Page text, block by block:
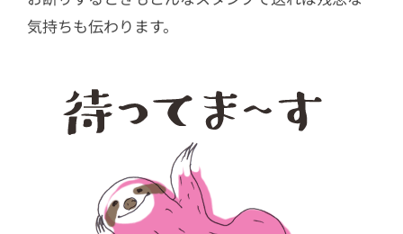
気持ちも伝わります。